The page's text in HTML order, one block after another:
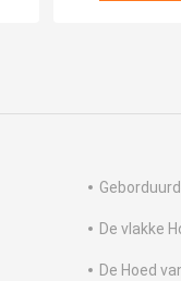
De vlakke
De Hoed